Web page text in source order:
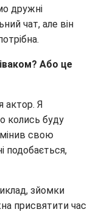
дружні
чат, але він
Або це
актор. Я
колись буду
свою
подобається,
зйомки
присвятити час